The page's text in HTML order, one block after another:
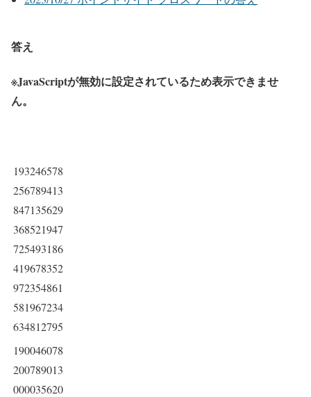
答え
※JavaScriptが無効に設定されているため表示できませ
ん。
193246578
256789413
847135629
368521947
725493186
419678352
972354861
581967234
634812795
190046078
200789013
000035620